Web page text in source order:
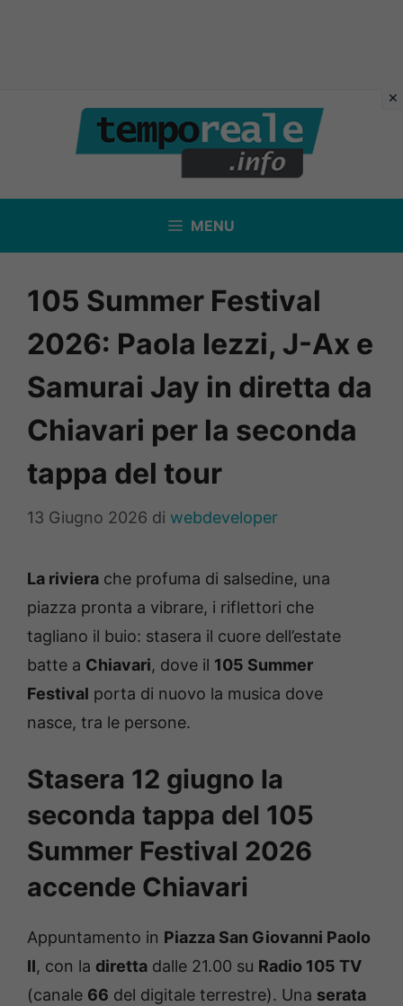
contenuto
MENU
105 Summer Festival
2026: Paola Iezzi, J-Ax e
Samurai Jay in diretta da
Chiavari per la seconda
tappa del tour
13 Giugno 2026 di webdeveloper
La riviera che profuma di salsedine, una
piazza pronta a vibrare, i riflettori che
tagliano il buio: stasera il cuore dell’estate
batte a Chiavari, dove il 105 Summer
Festival porta di nuovo la musica dove
nasce, tra le persone.
Stasera 12 giugno la
seconda tappa del 105
Summer Festival 2026
accende Chiavari
Appuntamento in Piazza San Giovanni Paolo
II, con la diretta dalle 21.00 su Radio 105 TV
(canale 66 del digitale terrestre). Una serata